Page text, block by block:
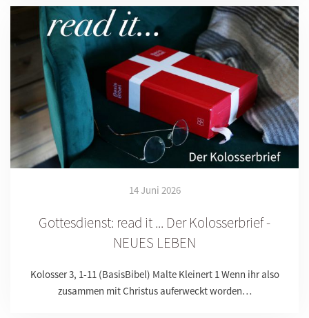
14 Juni 2026
Gottesdienst: read it ... Der Kolosserbrief -
NEUES LEBEN
Kolosser 3, 1-11 (BasisBibel) Malte Kleinert 1 Wenn ihr also
zusammen mit Christus auferweckt worden…